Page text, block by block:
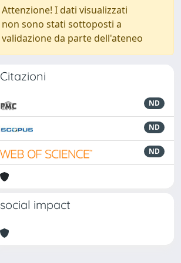
Attenzione! I dati visualizzati
non sono stati sottoposti a
validazione da parte dell'ateneo
Citazioni
ND
ND
ND
social impact